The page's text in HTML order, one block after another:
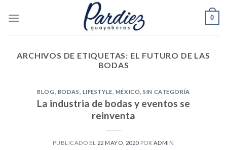
0
ARCHIVOS DE ETIQUETAS: EL FUTURO DE LAS
BODAS
BLOG BODAS LIFESTYLE MÉXICO ,SIN CATEGORÍA
La industria de bodas y eventos se
reinventa
PUBLICADO EL 22 MAYO, 2020POR ADMIN